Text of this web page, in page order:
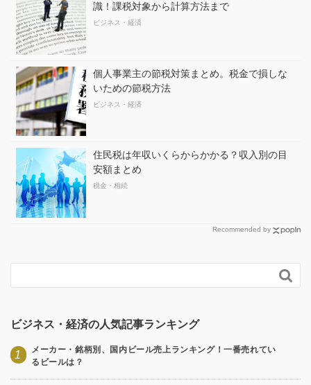
識！課税対象から計算方法まで
ビジネス・経済
個人事業主の節税対策まとめ。税金で損しな
いための節税方法
ビジネス・経済
住民税は年収いくらからかかる？収入別の目
安額まとめ
税金・相続
Recommended by

ビジネス・経済の人気記事ランキング
1
メーカー・銘柄別、国内ビール売上ランキング！一番売れてい
るビールは？